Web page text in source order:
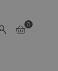
0